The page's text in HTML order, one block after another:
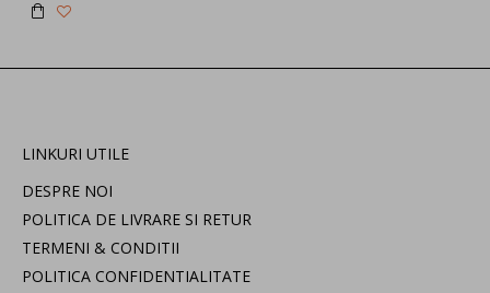
LINKURI UTILE
DESPRE NOI
POLITICA DE LIVRARE SI RETUR
TERMENI & CONDITII
POLITICA CONFIDENTIALITATE